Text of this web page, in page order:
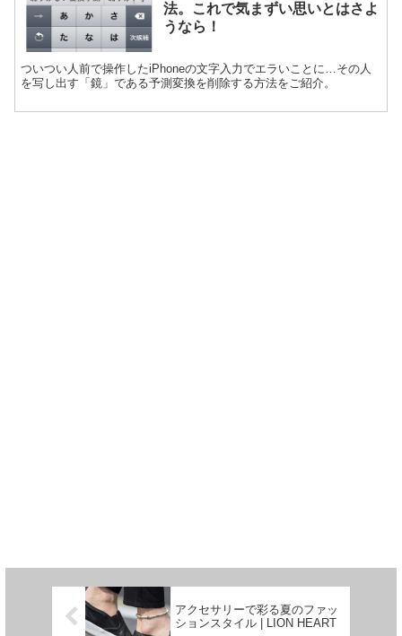
法。これで気まずい思いとはさよ
うなら！
ついつい人前で操作したiPhoneの文字入力でエラいことに…その人
を写し出す「鏡」である予測変換を削除する方法をご紹介。
アクセサリーで彩る夏のファッ
ションスタイル | LION HEART